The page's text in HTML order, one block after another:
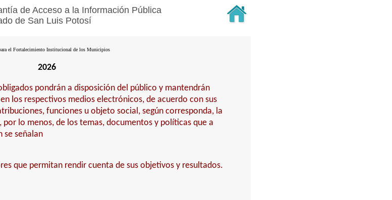
de Acceso a la Información Pública
de San Luis Potosí
el Fortalecimiento Institucional de los Municipios
2026
pondrán a disposición del público y mantendrán
los respectivos medios electrónicos, de acuerdo con sus
funciones u objeto social, según corresponda, la
lo menos, de los temas, documentos y políticas que a
se señalan
que permitan rendir cuenta de sus objetivos y resultados.